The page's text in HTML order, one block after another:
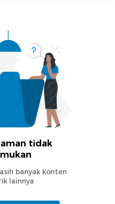
tidak
banyak konten
lainnya